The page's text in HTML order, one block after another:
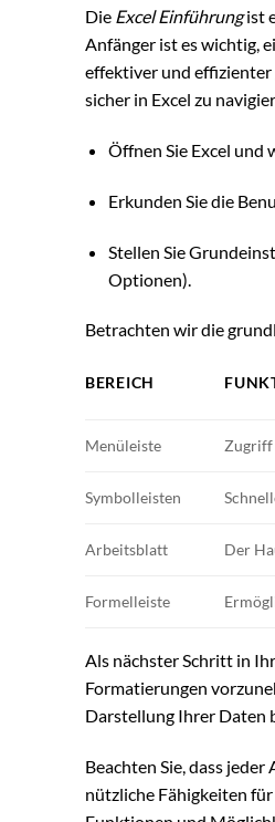
Die Excel Einführungist
Anfänger ist es wichtig,
effektiver und effizienter
sicher in Excel zu
Öffnen Sie Excel und
Erkunden Sie die
Stellen Sie
Optionen).
Betrachten wir die
BEREICH
Menüleiste Zugriff
Symbolleisten
Arbeitsblatt Der
Formelleiste
Als nächster Schritt in
Formatierungen
Darstellung Ihrer Daten
Beachten Sie, dass
nützliche Fähigkeiten